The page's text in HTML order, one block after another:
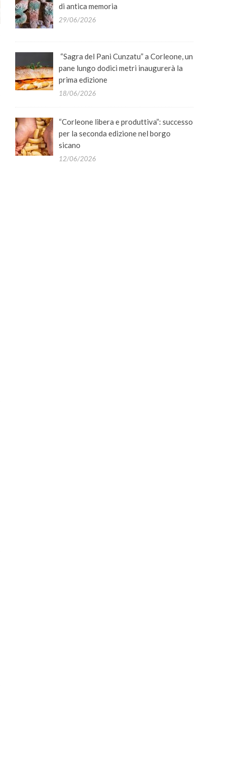
di antica memoria
29/06/2026
“Sagra del Pani Cunzatu” a Corleone, un
pane lungo dodici metri inaugurerà la
prima edizione
18/06/2026
“Corleone libera e produttiva”: successo
per la seconda edizione nel borgo
sicano
12/06/2026